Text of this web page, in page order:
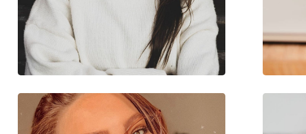
Τύπος:
Ανδρικά
Κατηγορία:
Γυαλιά οράσεως
Μάρκα:
Oakley
Κωδικός Προϊόντος / Μοντέλο:
0OX8039 803901